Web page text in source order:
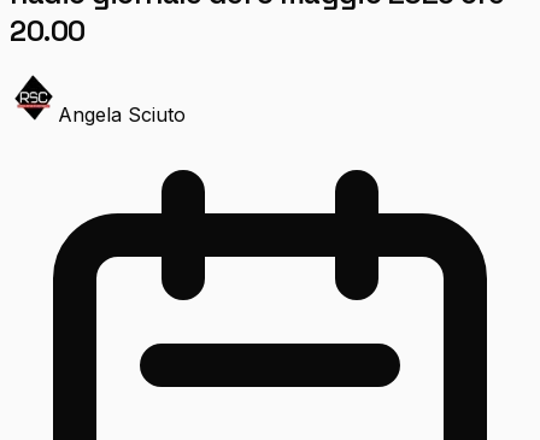
20.00
Angela Sciuto